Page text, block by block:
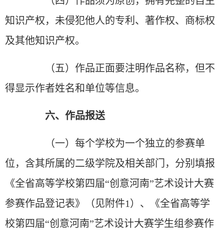
知识产权，未侵犯他人的专利、著作权、商标权
及其他知识产权。
（五）作品正面要注明作品名称，但不
得显示作者姓名和单位等信息。
六、作品报送
（一）每个学校为一个独立的参赛单
位，含其所属的二级学院及相关部门，分别填报
《全省高等学校第四届“创意河南”艺术设计大赛
参赛作品登记表》（见附件1）、《全省高等学
校第四届“创意河南”艺术设计大赛学生组参赛作